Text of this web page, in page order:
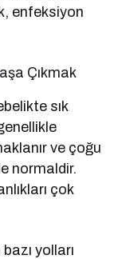
enfeksiyon
Çıkmak
sık
ve çoğu
normaldir.
çok
yolları